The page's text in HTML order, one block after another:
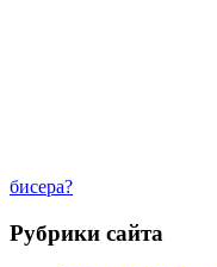
бисера?
Рубрики сайта